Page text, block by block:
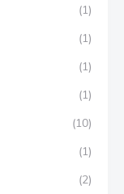
(1)
(1)
(1)
(1)
(10)
(1)
(2)